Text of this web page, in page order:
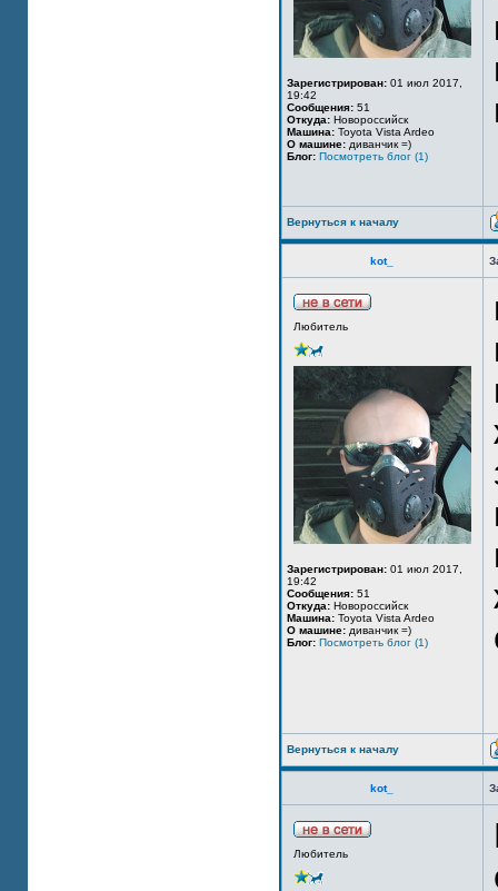
Зарегистрирован: 01 июл 2017,
19:42
Сообщения: 51
Откуда: Новороссийск
Машина: Toyota Vista Ardeo
О машине: диванчик =)
Блог: Посмотреть блог (1)
Вернуться к началу
kot_
Любитель
Зарегистрирован: 01 июл 2017,
19:42
Сообщения: 51
Откуда: Новороссийск
Машина: Toyota Vista Ardeo
О машине: диванчик =)
Блог: Посмотреть блог (1)
Вернуться к началу
kot_
Любитель